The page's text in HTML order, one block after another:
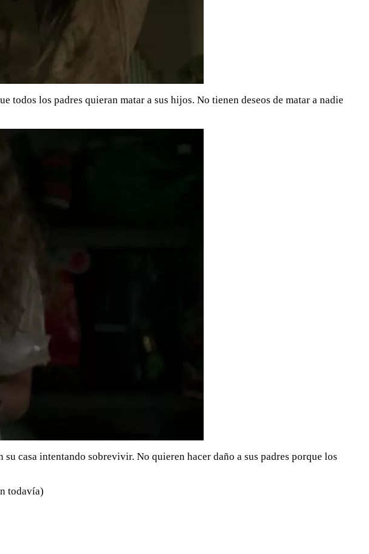
todos los padres quieran matar a sus hijos. No tienen deseos de matar a nadie
casa intentando sobrevivir. No quieren hacer daño a sus padres porque los
todavía)